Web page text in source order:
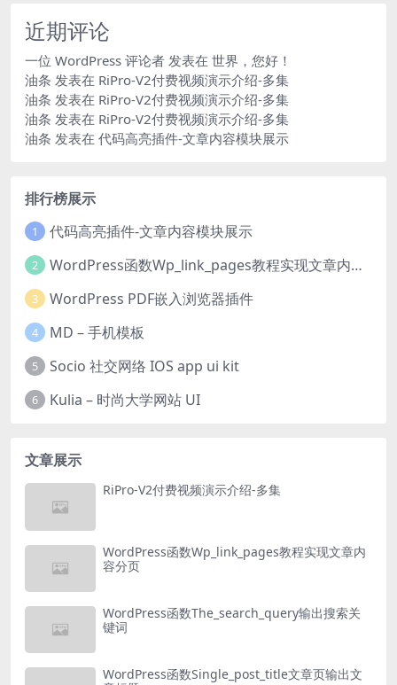
近期评论
一位 WordPress 评论者 发表在 世界，您好！
油条 发表在 RiPro-V2付费视频演示介绍-多集
油条 发表在 RiPro-V2付费视频演示介绍-多集
油条 发表在 RiPro-V2付费视频演示介绍-多集
油条 发表在 代码高亮插件-文章内容模块展示
排行榜展示
1 代码高亮插件-文章内容模块展示
2 WordPress函数Wp_link_pages教程实现文章内容分页
3 WordPress PDF嵌入浏览器插件
4 MD – 手机模板
5 Socio 社交网络 IOS app ui kit
6 Kulia – 时尚大学网站 UI
文章展示
RiPro-V2付费视频演示介绍-多集
WordPress函数Wp_link_pages教程实现文章内
容分页
WordPress函数The_search_query输出搜索关
键词
WordPress函数Single_post_title文章页输出文